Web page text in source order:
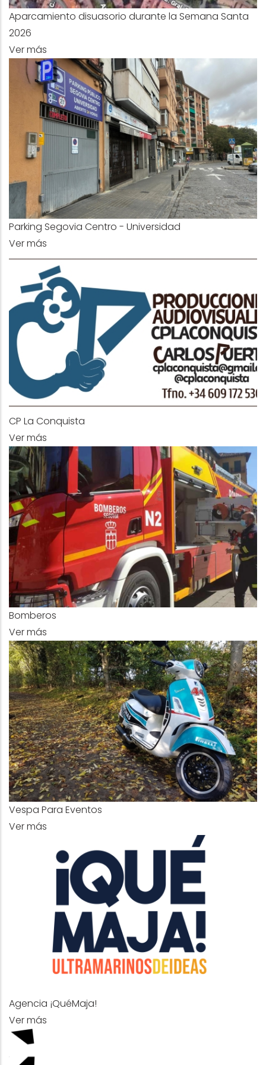
Aparcamiento disuasorio durante la Semana Santa
2026
Ver más
Parking Segovia Centro - Universidad
Ver más
CP La Conquista
Ver más
Bomberos
Ver más
Vespa Para Eventos
Ver más
Agencia ¡QuéMaja!
Ver más